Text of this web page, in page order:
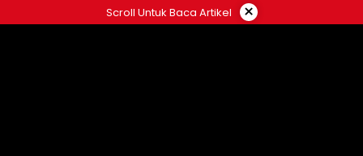
ke
Scroll Untuk Baca Artikel ×